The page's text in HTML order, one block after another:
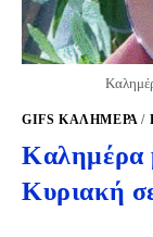
GIFS KΑΛΗΜΈΡΑ/
Καλημέρα
Κυριακή